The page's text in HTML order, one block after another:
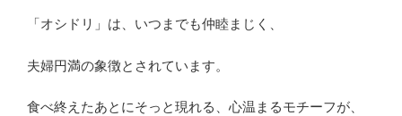
「オシドリ」は、いつまでも仲睦まじく、
夫婦円満の象徴とされています。
食べ終えたあとにそっと現れる、心温まるモチーフが、